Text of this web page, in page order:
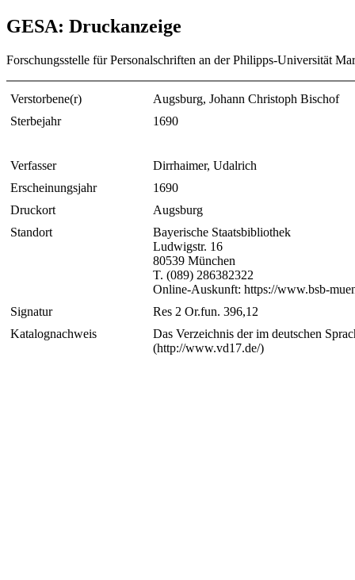
GESA: Druckanzeige
Forschungsstelle für Personalschriften an der Philipps-Universität
Verstorbene(r)
Augsburg, Johann Christoph Bischof
Sterbejahr
1690
Verfasser
Dirrhaimer, Udalrich
Erscheinungsjahr
1690
Druckort
Augsburg
Standort
Bayerische Staatsbibliothek
Ludwigstr. 16
80539 München
T. (089) 286382322
Online-Auskunft: https://www.bsb-
Signatur
Res 2 Or.fun. 396,12
Katalognachweis
Das Verzeichnis der im deutschen
(http://www.vd17.de/)